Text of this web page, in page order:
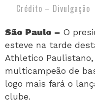
Crédito – Divulgação
São Paulo – O
esteve na tarde
Athletico
multicampeão de
logo mais fará o
clube.